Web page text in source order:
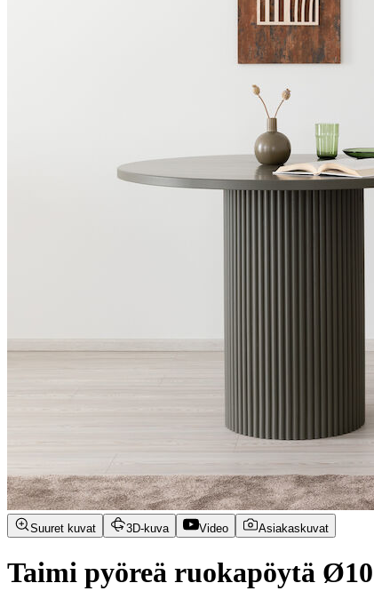
Suuret kuvat 3D-kuva Video Asiakaskuvat
Taimi pyöreä ruokapöytä